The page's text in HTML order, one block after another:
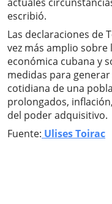
escribió.
Las declaraciones de
vez más amplio
económica cubana y
medidas para
cotidiana de una
prolongados,
del poder adquisitivo.
Fuente: Ulises Toirac